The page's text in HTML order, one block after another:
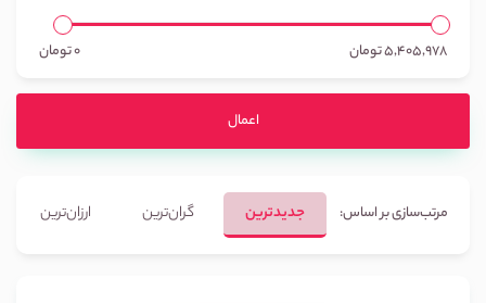
5,405,978تومان 0تومان
اعمال
مرتب‌سازی بر اساس: جدیدترین گران‌ترین ارزان‌ترین